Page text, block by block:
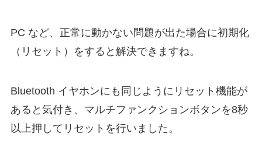
PC など、正常に動かない問題が出た場合に初期化
（リセット）をすると解決できますね。
Bluetooth イヤホンにも同じようにリセット機能が
あると気付き、マルチファンクションボタンを8秒
以上押してリセットを行いました。